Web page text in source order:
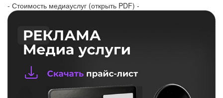
- Стоимость медиауслуг (открыть PDF) -